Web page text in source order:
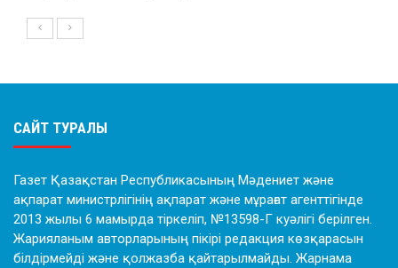
САЙТ ТУРАЛЫ
Газет Қазақстан Республикасының Мәдениет және
ақпарат министрлігінің ақпарат және мұрағат агенттігінде
2013 жылы 6 мамырда тіркеліп, №13598-Г куәлігі берілген.
Жарияланым авторларының пікірі редакция көзқарасын
білдірмейді және қолжазба қайтарылмайды. Жарнама